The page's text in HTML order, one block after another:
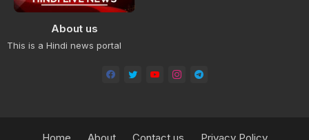
About us
This is a Hindi news portal